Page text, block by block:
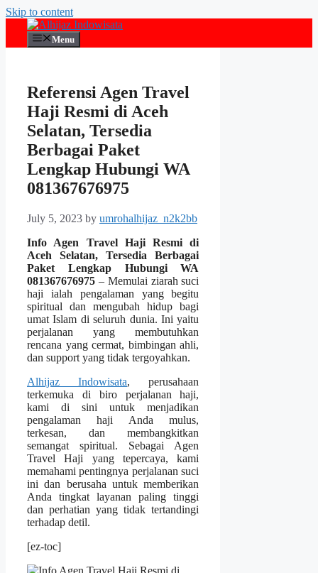
Skip to content
Menu
Referensi Agen Travel
Haji Resmi di Aceh
Selatan, Tersedia
Berbagai Paket
Lengkap Hubungi WA
081367676975
July 5, 2023 by umrohalhijaz_n2k2bb
Info Agen Travel Haji Resmi di
Aceh Selatan, Tersedia Berbagai
Paket Lengkap Hubungi WA
081367676975 – Memulai ziarah suci
haji ialah pengalaman yang begitu
spiritual dan mengubah hidup bagi
umat Islam di seluruh dunia. Ini yaitu
perjalanan yang membutuhkan
rencana yang cermat, bimbingan ahli,
dan support yang tidak tergoyahkan.
Alhijaz Indowisata, perusahaan
terkemuka di biro perjalanan haji,
kami di sini untuk menjadikan
pengalaman haji Anda mulus,
terkesan, dan membangkitkan
semangat spiritual. Sebagai Agen
Travel Haji yang tepercaya, kami
memahami pentingnya perjalanan suci
ini dan berusaha untuk memberikan
Anda tingkat layanan paling tinggi
dan perhatian yang tidak tertandingi
terhadap detil.
[ez-toc]